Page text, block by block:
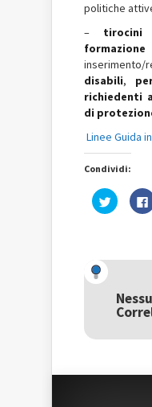
politiche
–
formazione
inserimento/
disabili,
richiedenti
di
Linee Guida
Condividi:
Fai
clic
una
nuova
finestra)